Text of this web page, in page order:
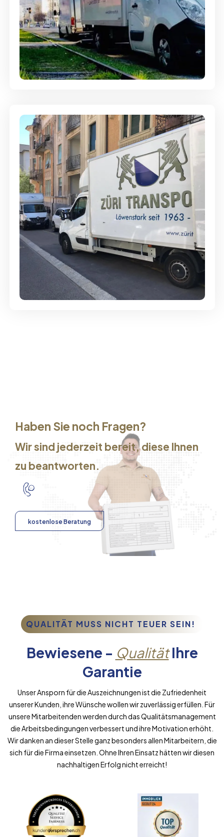
Ein- und Auspackservice
Günstige Umzüge - Hervorragender
Service
Haben Sie noch Fragen?
Wir sind jederzeit bereit, diese Ihnen
zu beantworten.
kostenlose Beratung
QUALITÄT MUSS NICHT TEUER SEIN!
Bewiesene - QualitätIhre
Garantie
Unser Ansporn für die Auszeichnungen ist die Zufriedenheit
unserer Kunden, ihre Wünsche wollen wir zuverlässig erfüllen. Für
unsere Mitarbeitenden werden durch das Qualitätsmanagement
die Arbeitsbedingungen verbessert und ihre Motivation erhöht.
Wir danken an dieser Stelle ganz besonders allen Mitarbeitern, die
sich für die Firma einsetzen. Ohne Ihren Einsatz hätten wir diesen
nachhaltigen Erfolg nicht erreicht!